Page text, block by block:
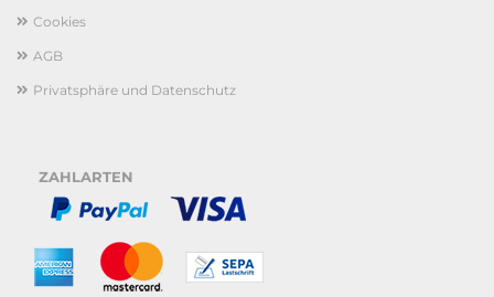
Cookies
AGB
Privatsphäre und Datenschutz
ZAHLARTEN